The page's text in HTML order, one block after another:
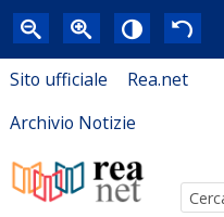
Sito ufficiale
Rea.net
Archivio Notizie